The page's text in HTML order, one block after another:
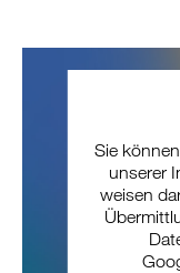
Sie
unserer
weisen